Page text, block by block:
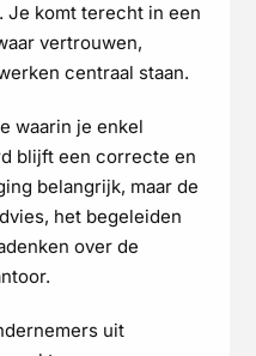
Je komt terecht in een
vertrouwen,
centraal staan.
waarin je enkel
blijft een correcte en
belangrijk, maar de
het begeleiden
over de
uit